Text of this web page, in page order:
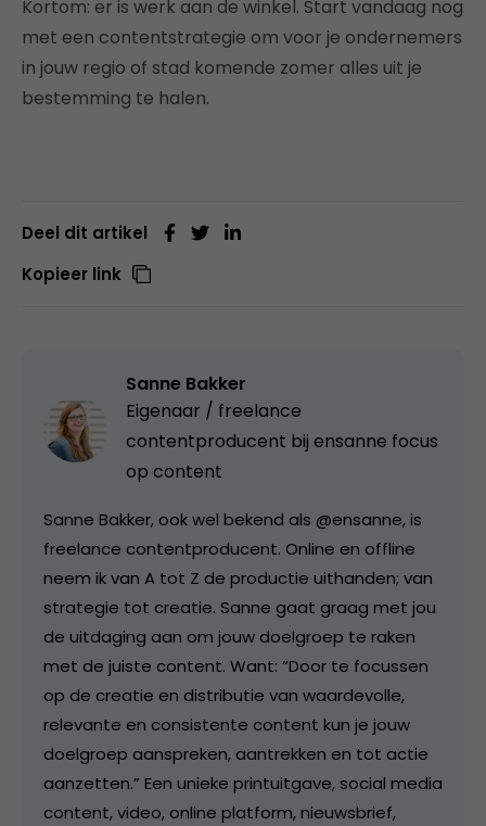
Kortom: er is werk aan de winkel. Start vandaag nog
met een contentstrategie om voor je ondernemers
in jouw regio of stad komende zomer alles uit je
bestemming te halen.
Deel dit artikel
Kopieer link
Sanne Bakker
Eigenaar / freelance
contentproducent bij ensanne focus
op content
Sanne Bakker, ook wel bekend als @ensanne, is
freelance contentproducent. Online en offline
neem ik van A tot Z de productie uithanden; van
strategie tot creatie. Sanne gaat graag met jou
de uitdaging aan om jouw doelgroep te raken
met de juiste content. Want: “Door te focussen
op de creatie en distributie van waardevolle,
relevante en consistente content kun je jouw
doelgroep aanspreken, aantrekken en tot actie
aanzetten.” Een unieke printuitgave, social media
content, video, online platform, nieuwsbrief,